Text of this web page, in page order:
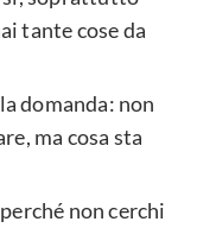
tante cose da
domanda: non
ma cosa sta
non cerchi